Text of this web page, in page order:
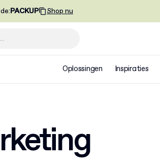
:PACKUP Shop nu
Oplossingen Inspiraties